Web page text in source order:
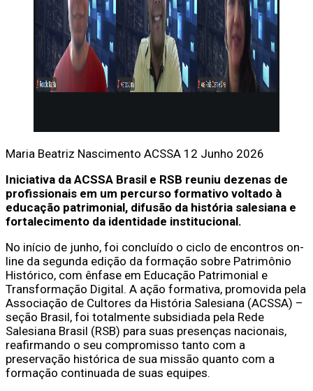
Maria Beatriz Nascimento ACSSA 12 Junho 2026
Iniciativa da ACSSA Brasil e RSB reuniu dezenas de
profissionais em um percurso formativo voltado à
educação patrimonial, difusão da história salesiana e
fortalecimento da identidade institucional.
No início de junho, foi concluído o ciclo de encontros on-
line da segunda edição da formação sobre Patrimônio
Histórico, com ênfase em Educação Patrimonial e
Transformação Digital. A ação formativa, promovida pela
Associação de Cultores da História Salesiana (ACSSA) –
seção Brasil, foi totalmente subsidiada pela Rede
Salesiana Brasil (RSB) para suas presenças nacionais,
reafirmando o seu compromisso tanto com a
preservação histórica de sua missão quanto com a
formação continuada de suas equipes.